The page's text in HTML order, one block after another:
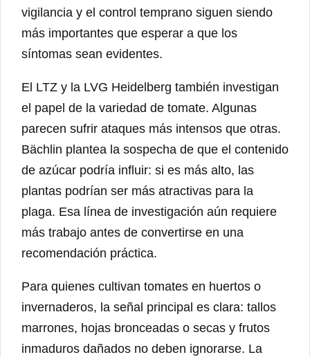
vigilancia y el control temprano siguen siendo
más importantes que esperar a que los
síntomas sean evidentes.
El LTZ y la LVG Heidelberg también investigan
el papel de la variedad de tomate. Algunas
parecen sufrir ataques más intensos que otras.
Bächlin plantea la sospecha de que el contenido
de azúcar podría influir: si es más alto, las
plantas podrían ser más atractivas para la
plaga. Esa línea de investigación aún requiere
más trabajo antes de convertirse en una
recomendación práctica.
Para quienes cultivan tomates en huertos o
invernaderos, la señal principal es clara: tallos
marrones, hojas bronceadas o secas y frutos
inmaduros dañados no deben ignorarse. La